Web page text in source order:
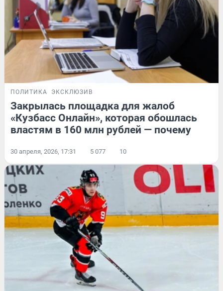
ПОЛИТИКА ЭКСКЛЮЗИВ
Закрылась площадка для жалоб
«Кузбасс Онлайн», которая обошлась
властям в 160 млн рублей — почему
30 апреля, 2026, 17:31 5 077 10